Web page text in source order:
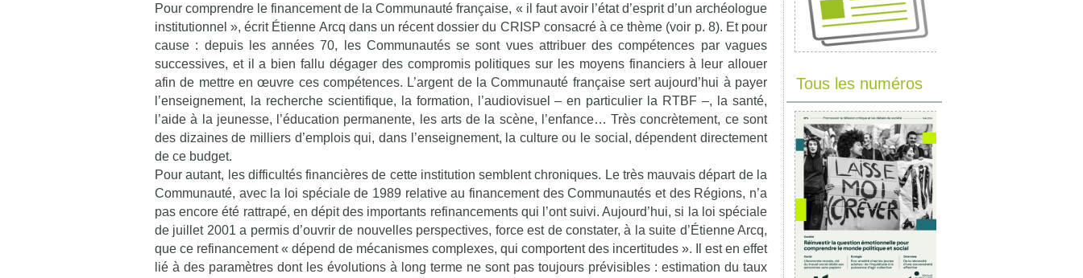
Pour comprendre le financement de la Communauté française, « il faut avoir l’état d’esprit d’un archéologue
institutionnel », écrit Étienne Arcq dans un récent dossier du CRISP consacré à ce thème (voir p. 8). Et pour
cause : depuis les années 70, les Communautés se sont vues attribuer des compétences par vagues
successives, et il a bien fallu dégager des compromis politiques sur les moyens financiers à leur allouer
afin de mettre en œuvre ces compétences. L’argent de la Communauté française sert aujourd’hui à payer
l’enseignement, la recherche scientifique, la formation, l’audiovisuel – en particulier la RTBF –, la santé,
l’aide à la jeunesse, l’éducation permanente, les arts de la scène, l’enfance… Très concrètement, ce sont
des dizaines de milliers d’emplois qui, dans l’enseignement, la culture ou le social, dépendent directement
de ce budget.
Pour autant, les difficultés financières de cette institution semblent chroniques. Le très mauvais départ de la
Communauté, avec la loi spéciale de 1989 relative au financement des Communautés et des Régions, n’a
pas encore été rattrapé, en dépit des importants refinancements qui l’ont suivi. Aujourd’hui, si la loi spéciale
de juillet 2001 a permis d’ouvrir de nouvelles perspectives, force est de constater, à la suite d’Étienne Arcq,
que ce refinancement « dépend de mécanismes complexes, qui comportent des incertitudes ». Il est en effet
lié à des paramètres dont les évolutions à long terme ne sont pas toujours prévisibles : estimation du taux
Tous les numéros